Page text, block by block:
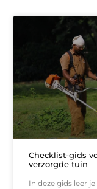
Checklist-gids
verzorgde tuin
In deze gids leer